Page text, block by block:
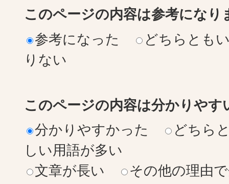
このページの内容は参考になり
参考になった
どちらとも
りない
このページの内容は分かりやす
分かりやすかった
どちら
しい用語が多い
文章が長い
その他の理由